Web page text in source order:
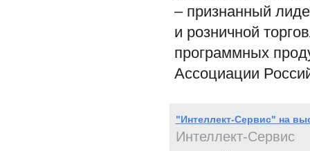
– признанный
и розничной
программных
Ассоциации
"Интеллект-Сервис" на
Интеллект-Сервис